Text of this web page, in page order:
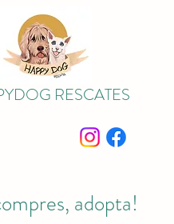
RESCATES
adopta!